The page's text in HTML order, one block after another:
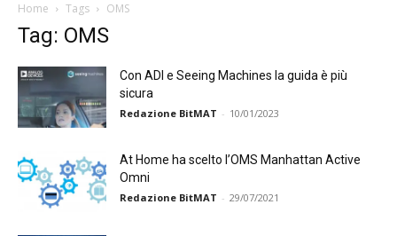
Home Tags OMS
Tag: OMS
Con ADI e Seeing Machines la guida è più
sicura
Redazione BitMAT - 10/01/2023
At Home ha scelto l’OMS Manhattan Active
Omni
Redazione BitMAT - 29/07/2021